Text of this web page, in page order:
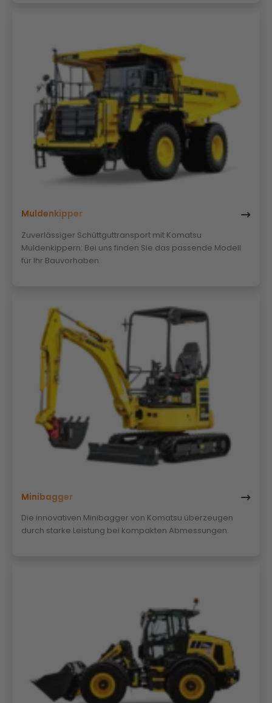
Muldenkipper
Zuverlässiger Schüttguttransport mit Komatsu
Muldenkippern: Bei uns finden Sie das passende Modell
für Ihr Bauvorhaben.
Minibagger
Die innovativen Minibagger von Komatsu überzeugen
durch starke Leistung bei kompakten Abmessungen.